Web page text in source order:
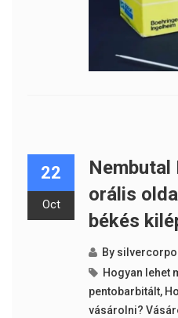
22
Oct
Nembutal
orális
békés
By
Hogyan lehet
pentobarbitált,
vásárolni?